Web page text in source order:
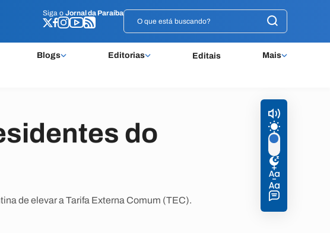
Siga o Jornal da Paraíba
Blogs Editorias Editais Mais
Siga o Jornal da Paraíba
do
de elevar a Tarifa Externa Comum (TEC).